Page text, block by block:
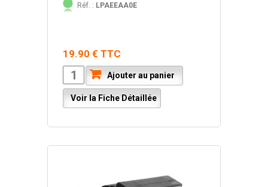
Réf. : LPAEEAA0E
19.90 € TTC
Ajouter au panier
Voir la Fiche Détaillée